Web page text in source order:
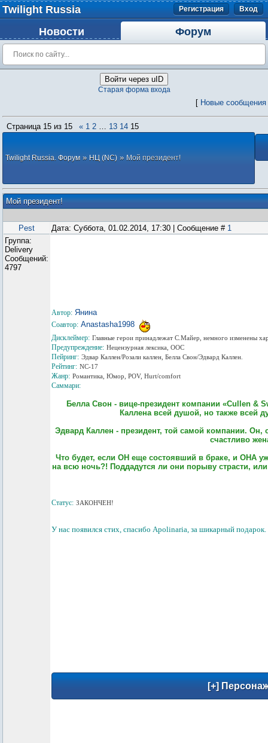
Twilight Russia Регистрация Вход
Новости Форум
Войти через uID
Старая форма входа
[ Новые сообщения
Страница 15 из 15 « 1 2 … 13 14 15
Twilight Russia. Форум » НЦ (NC) » Мой президент!
Мой президент!
Pest Дата: Суббота, 01.02.2014, 17:30 | Сообщение # 1
Группа:
Delivery
Сообщений:
4797
Автор: Янина
Соавтор: Anastasha1998
Дисклеймер: Главные герои принадлежат С.Майер, немного изменены
Предупреждение: Нецензурная лексика, OOC
Пейринг: Эдвар Каллен/Розали каллен, Белла Свон/Эдвард Каллен.
Рейтинг: NC-17
Жанр: Романтика, Юмор, POV, Hurt/comfort
Саммари:
Белла Свон - вице-президент компании «Cullen &
Каллена всей душой, но также всей
Эдвард Каллен - президент, той самой компании. Он,
счастливо
Что будет, если ОН еще состоявший в браке, и ОНА
на всю ночь?! Поддадутся ли они порыву страсти,
Статус: ЗАКОНЧЕН!
У нас появился стих, спасибо Apolinaria, за шикарный подарок.